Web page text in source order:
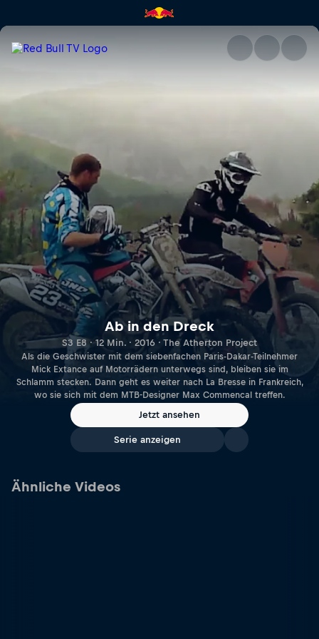
Ab in den Dreck | Red Bull TV
Ab in den Dreck
S3 E8 · 12 Min. · 2016 · The Atherton Project
Als die Geschwister mit dem siebenfachen Paris-Dakar-Teilnehmer
Mick Extance auf Motorrädern unterwegs sind, bleiben sie im
Schlamm stecken. Dann geht es weiter nach La Bresse in Frankreich,
wo sie sich mit dem MTB-Designer Max Commencal treffen.
Jetzt ansehen
Serie anzeigen
Ähnliche Videos